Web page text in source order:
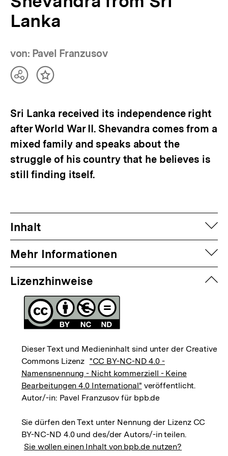
Lanka
von: Pavel Franzusov
TeilenInhalt
Sri Lanka received its independence right
after World War II. Shevandra comes from a
mixed family and speaks about the
struggle of his country that he believes is
still finding itself.
Inhalt
Mehr Informationen
Lizenzhinweise
Dieser Text und Medieninhalt sind unter der Creative
Commons Lizenz "CC BY-NC-ND 4.0 -
Namensnennung - Nicht kommerziell - Keine
Bearbeitungen 4.0 International" veröffentlicht.
Autor/-in: Pavel Franzusov für bpb.de
Sie dürfen den Text unter Nennung der Lizenz CC
BY-NC-ND 4.0 und des/der Autors/-in teilen.
Sie wollen einen Inhalt von bpb.de nutzen?